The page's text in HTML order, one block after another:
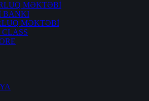
MƏKTƏBİ
BANKI
MƏKTƏBİ